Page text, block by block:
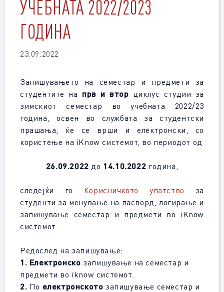
УЧЕБНАТА 2022/2023
ГОДИНА
23.09.2022
Запишувањето на семестар и предмети за
студентите на прв и втор циклус студии за
зимскиот семестар во учебната 2022/23
година, освен во службата за студентски
прашања, ќе се врши и електронски, со
користење на iKnow системот, во периодот од
26.09.2022 до 14.10.2022 година,
следејќи го Корисничкото упатство за
студенти за менување на пасворд, логирање и
запишување семестар и предмети во iKnow
системот.
Редослед на запишување:
1. Електронско запишување на семестар и
предмети во iknow системот.
2. По електронското запишување семестар и